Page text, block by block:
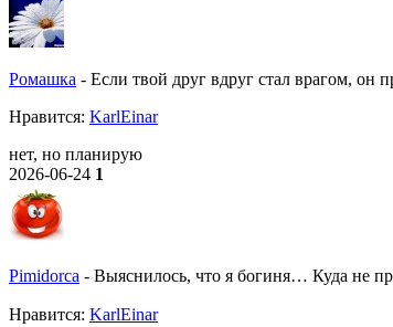
Ромашка - Если твой друг вдруг стал врагом, он
Нравитcя: KarlEinar
нет, но планирую
2026-06-24 1
Pimidorca - Выяснилось, что я богиня… Куда не
Нравитcя: KarlEinar